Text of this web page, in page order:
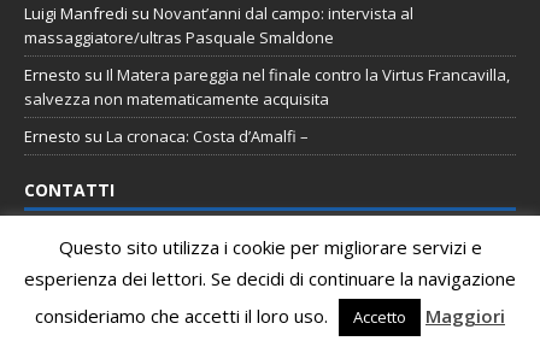
Luigi Manfredi su Novant’anni dal campo: intervista al
massaggiatore/ultras Pasquale Smaldone
Ernesto su Il Matera pareggia nel finale contro la Virtus Francavilla,
salvezza non matematicamente acquisita
Ernesto su La cronaca: Costa d’Amalfi –
CONTATTI
Email:staff@tifomatera.it
Pagina Facebook http://www.facebook.com/TifoMatera
Questo sito utilizza i cookie per migliorare servizi e
esperienza dei lettori. Se decidi di continuare la navigazione
consideriamo che accetti il loro uso.
Accetto Maggiori